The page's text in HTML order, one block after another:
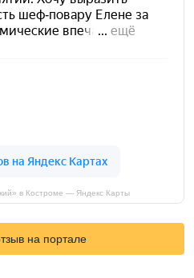
в Костроме — Яндекс Карты
на портале